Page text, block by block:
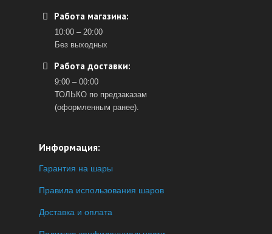
Работа магазина:
10:00 – 20:00
Без выходных
Работа доставки:
9:00 – 00:00
ТОЛЬКО по предзаказам
(оформленным ранее).
Информация:
Гарантия на шары
Правила использования шаров
Доставка и оплата